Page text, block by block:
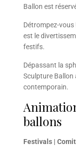
Ballon est
Détrompez-
est le
festifs.
Dépassant la
Sculpture Ballon
contemporain.
ballons
Festivals |